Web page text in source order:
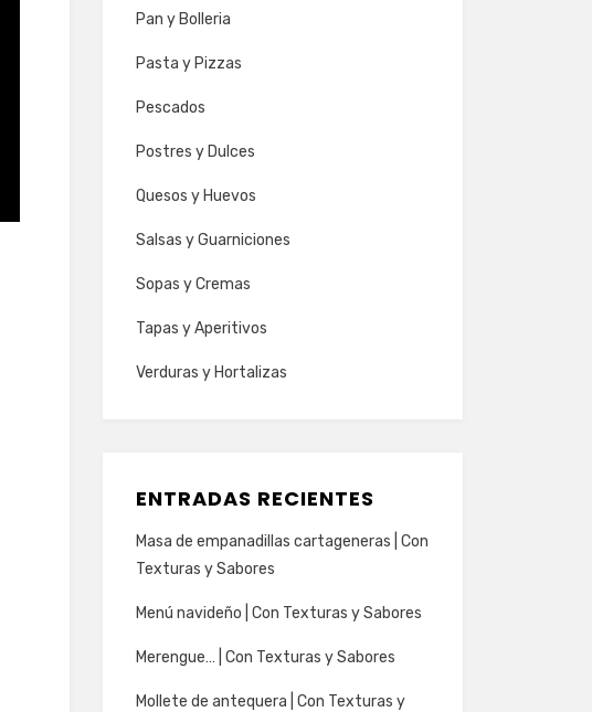
Pan y Bolleria
Pasta y Pizzas
Pescados
Postres y Dulces
Quesos y Huevos
Salsas y Guarniciones
Sopas y Cremas
Tapas y Aperitivos
Verduras y Hortalizas
ENTRADAS RECIENTES
Masa de empanadillas cartageneras | Con
Texturas y Sabores
Menú navideño | Con Texturas y Sabores
Merengue… | Con Texturas y Sabores
Mollete de antequera | Con Texturas y